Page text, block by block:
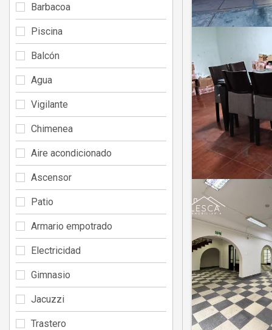
Barbacoa
Piscina
Balcón
Agua
Vigilante
Chimenea
Aire acondicionado
Ascensor
Patio
Armario empotrado
Electricidad
Gimnasio
Jacuzzi
Trastero